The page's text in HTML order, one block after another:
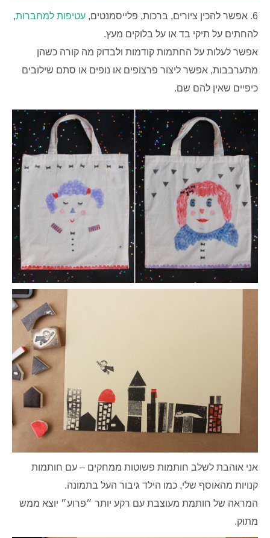
6. אפשר להכין ציורים, ברכות, פלייסמנטים, עטיפות למחברות,
להחתים על תיקי בד או על בלוקים מעץ.
אפשר לעלות על החתמות קודמות ולבדוק מה קורה כשהן
מתערבבות, אפשר ליצור פרצופים או נופים או סתם שילובים
כיפיים שאין להם שם.
אני אוהבת לשלב חותמות פשוטות ממחקים – עם חותמות
קנויות מהאוסף שלי, כמו הילד גיבור העל בתמונה.
המראה של חותמת מעוצבת עם רקע יותר ״פרוע״ יוצא ממש
מתוק.